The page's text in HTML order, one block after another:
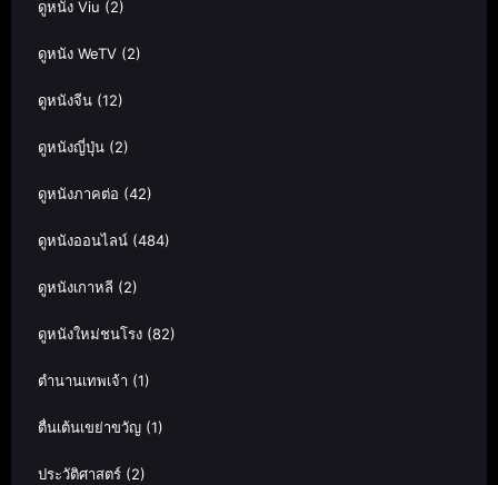
ดูหนัง Viu (2)
ดูหนัง WeTV (2)
ดูหนังจีน (12)
ดูหนังญี่ปุ่น (2)
ดูหนังภาคต่อ (42)
ดูหนังออนไลน์ (484)
ดูหนังเกาหลี (2)
ดูหนังใหม่ชนโรง (82)
ตำนานเทพเจ้า (1)
ตื่นเต้นเขย่าขวัญ (1)
ประวัติศาสตร์ (2)